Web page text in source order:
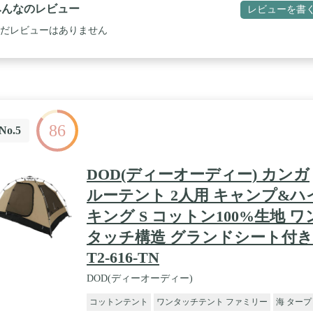
なのレビュー レビューを書く
レビューはありません
86
DOD(ディーオーディー) カンガ
ルーテント 2人用 キャンプ&ハ
キング S コットン100%生地 ワ
タッチ構造 グランドシート付き
T2-616-TN
DOD(ディーオーディー)
コットンテント ワンタッチテント ファミリー 海 タープ